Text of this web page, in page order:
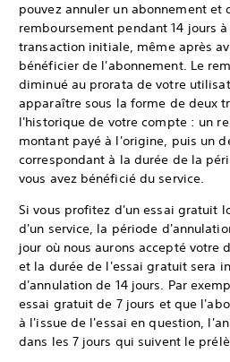
pouvez annuler un abonnement et
remboursement pendant 14 jours
transaction initiale, même après
bénéficier de l'abonnement. Le
diminué au prorata de votre
apparaître sous la forme de deux
l'historique de votre compte : un
montant payé à l'origine, puis un
correspondant à la durée de la
vous avez bénéficié du service.
Si vous profitez d'un essai gratuit
d'un service, la période
jour où nous aurons accepté votre
et la durée de l'essai gratuit sera
d'annulation de 14 jours. Par
essai gratuit de 7 jours et que
à l'issue de l'essai en question,
dans les 7 jours qui suivent le